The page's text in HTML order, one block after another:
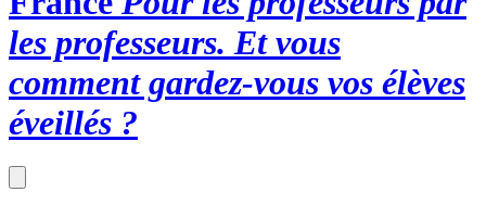
les professeurs. Et vous
comment gardez-vous vos élèves
éveillés ?